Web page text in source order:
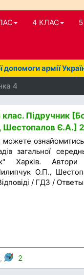
4 КЛАС
допомоги армії
4
Підручник
Шестопалов Є.А.]
можете
загальної
Харків.
О.П.,
/ ГДЗ /
2